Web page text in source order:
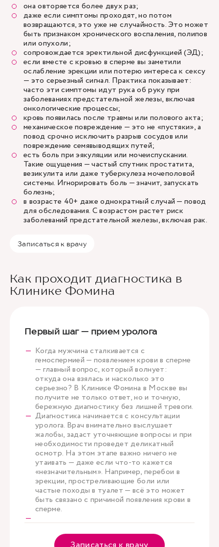
она овторяется более двух раз;
даже если симптомы проходят, но потом
возвращаются, это уже не случайность. Это может
быть признаком хронического воспаления, полипов
или опухоли;
сопровождается эректильной дисфункцией (ЭД);
если вместе с кровью в сперме вы заметили
ослабление эрекции или потерю интереса к сексу
— это серьезный сигнал. Практика показывает:
часто эти симптомы идут рука об руку при
заболеваниях предстательной железы, включая
онкологические процессы;
кровь появилась после травмы или полового акта;
механическое повреждение — это не «пустяки», а
повод срочно исключить разрыв сосудов или
повреждение семявыводящих путей;
есть боль при эякуляции или мочеиспускании.
Такие ощущения — частый спутник простатита,
везикулита или даже туберкулеза мочеполовой
системы. Игнорировать боль — значит, запускать
болезнь;
в возрасте 40+ даже однократный случай — повод
для обследования. С возрастом растет риск
заболеваний предстательной железы, включая рак.
Записаться к врачу
Как проходит диагностика в
Клинике Фомина
Первый шаг — прием уролога
Когда мужчина сталкивается с
гемоспермией — появлением крови в сперме
— главный вопрос, который волнует:
откуда она взялась и насколько это
серьезно? В Клинике Фомина в Москве вы
получите не только ответ, но и точную,
бережную диагностику без лишней тревоги.
Диагностика начинается с консультации
уролога. Врач внимательно выслушает
жалобы, задаст уточняющие вопросы и при
необходимости проведет деликатный
осмотр. На этом этапе важно ничего не
утаивать — даже если что-то кажется
«незначительным». Например, перебои в
эрекции, простреливающие боли или
частые походы в туалет — всё это может
быть связано с причиной появления крови в
сперме.